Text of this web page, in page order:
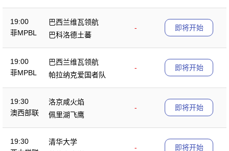
19:00
菲MPBL
巴西兰维瓦领航
-
巴科洛德土蕃
即将开始
19:00
菲MPBL
巴西兰维瓦领航
-
帕拉纳克爱国者队
即将开始
19:30
澳西部联
洛京咸火焰
-
佩里湖飞鹰
即将开始
19:30
清华大学
-
即将开始